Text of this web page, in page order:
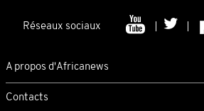
Réseaux sociaux
A propos d'Africanews
Contacts